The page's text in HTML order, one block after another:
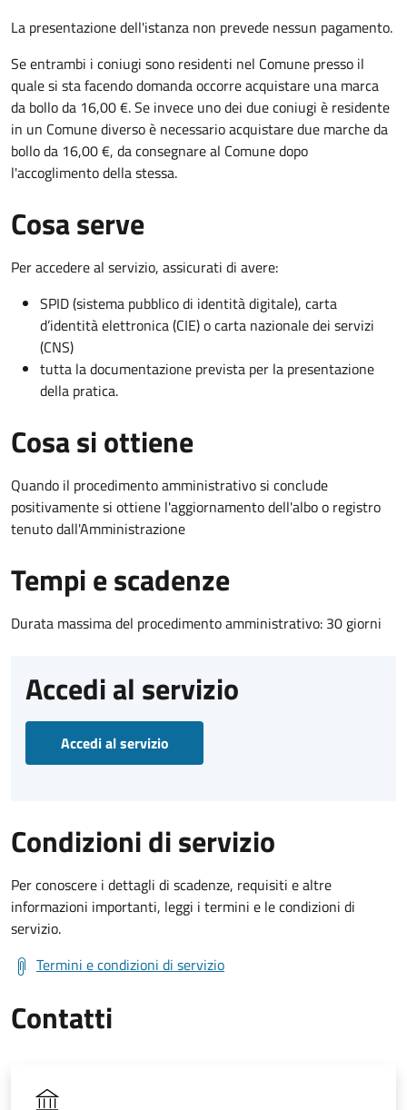
La presentazione dell'istanza non prevede nessun pagamento.
Se entrambi i coniugi sono residenti nel Comune presso il
quale si sta facendo domanda occorre acquistare una marca
da bollo da 16,00 €. Se invece uno dei due coniugi è residente
in un Comune diverso è necessario acquistare due marche da
bollo da 16,00 €, da consegnare al Comune dopo
l'accoglimento della stessa.
Cosa serve
Per accedere al servizio, assicurati di avere:
SPID (sistema pubblico di identità digitale), carta
d’identità elettronica (CIE) o carta nazionale dei servizi
(CNS)
tutta la documentazione prevista per la presentazione
della pratica.
Cosa si ottiene
Quando il procedimento amministrativo si conclude
positivamente si ottiene l'aggiornamento dell'albo o registro
tenuto dall'Amministrazione
Tempi e scadenze
Durata massima del procedimento amministrativo: 30 giorni
Accedi al servizio
Accedi al servizio
Condizioni di servizio
Per conoscere i dettagli di scadenze, requisiti e altre
informazioni importanti, leggi i termini e le condizioni di
servizio.
Termini e condizioni di servizio
Contatti